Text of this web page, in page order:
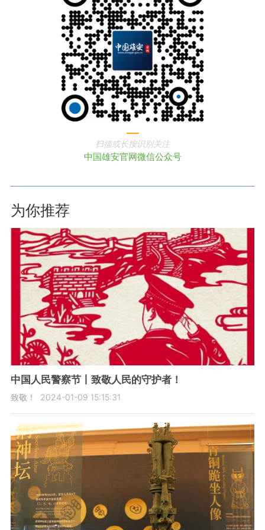
扫描或长按识别关注
中国雄安官网微信公众号
为你推荐
中国人民警察节丨致敬人民的守护者！
致敬！ 2024-01-09 15:15:31